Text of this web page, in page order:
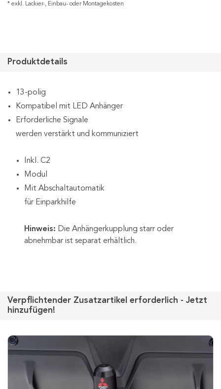
* exkl. Lackier-, Einbau- oder Montagekosten
Produktdetails
13-polig
Kompatibel mit LED Anhänger
Erforderliche Signale
werden verstärkt und kommuniziert
Inkl. C2
Modul
Mit Abschaltautomatik
für Einparkhilfe
Hinweis: Die Anhängerkupplung starr oder
abnehmbar ist separat erhältlich.
Verpflichtender Zusatzartikel erforderlich - Jetzt
hinzufügen!